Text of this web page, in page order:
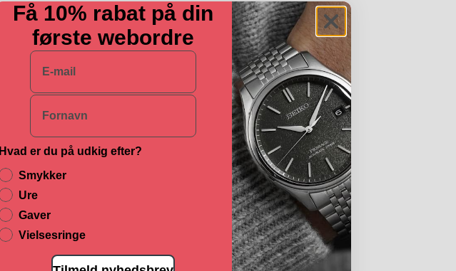
Få 10% rabat på din
første webordre
E-mail
Navn
Hvad er du på udkig efter?
Smykker
Ure
Gaver
Vielsesringe